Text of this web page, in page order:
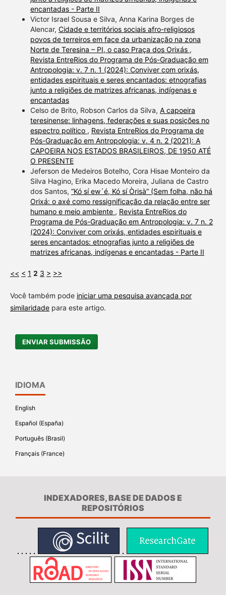
encantadas - Parte II
Victor Israel Sousa e Silva, Anna Karina Borges de
Alencar, Cidade e territórios sociais afro-religiosos
povos de terreiros em face da urbanização na zona
Norte de Teresina – PI, o caso Praça dos Orixás ,
Revista EntreRios do Programa de Pós-Graduação em
Antropologia: v. 7 n. 1 (2024): Conviver com orixás,
entidades espirituais e seres encantados: etnografias
junto a religiões de matrizes africanas, indígenas e
encantadas
Celso de Brito, Robson Carlos da Silva, A capoeira
teresinense: linhagens, federações e suas posições no
espectro político , Revista EntreRios do Programa de
Pós-Graduação em Antropologia: v. 4 n. 2 (2021): A
CAPOEIRA NOS ESTADOS BRASILEIROS, DE 1950 ATÉ
O PRESENTE
Jeferson de Medeiros Botelho, Cora Hisae Monteiro da
Silva Hagino, Erika Macedo Moreira, Juliana de Castro
dos Santos, “Kó sí ew´é, Kó sí Òrisà” (Sem folha, não há
Orixá: o axé como ressignificação da relação entre ser
humano e meio ambiente , Revista EntreRios do
Programa de Pós-Graduação em Antropologia: v. 7 n. 2
(2024): Conviver com orixás, entidades espirituais e
seres encantados: etnografias junto a religiões de
matrizes africanas, indígenas e encantadas - Parte II
<< < 1 2 3 > >>
Você também pode iniciar uma pesquisa avançada por
similaridadepara este artigo.
ENVIAR SUBMISSÃO
IDIOMA
English
Español (España)
Português (Brasil)
Français (France)
INDEXADORES, BASE DE DADOS E
REPOSITÓRIOS